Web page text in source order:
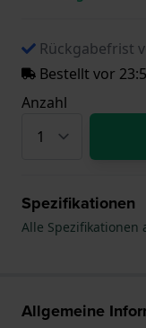
Rückgabefrist
Bestellt vor
Anzahl
Spezifikationen
Alle Spezifikationen
Allgemeine